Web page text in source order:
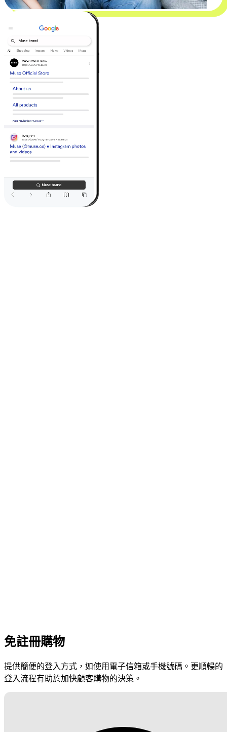
免註冊購物
提供簡便的登入方式，如使用電子信箱或手機號碼。更順暢的
登入流程有助於加快顧客購物的決策。